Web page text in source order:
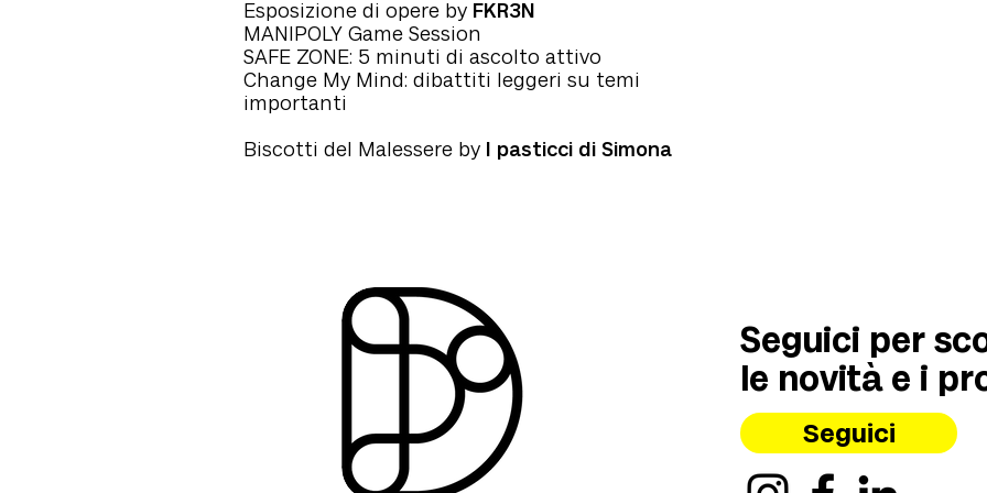
Esposizione di opere by FKR3N
MANIPOLY Game Session
SAFE ZONE: 5 minuti di ascolto attivo
Change My Mind: dibattiti leggeri su temi
importanti
Biscotti del Malessere by I pasticci di Simona
Seguici per
le novità e i
Seguici